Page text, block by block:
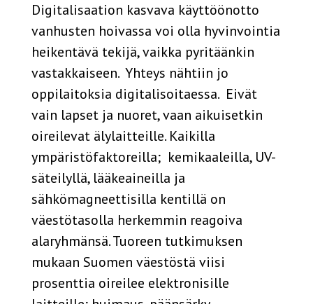
Digitalisaation kasvava käyttöönotto
vanhusten hoivassa voi olla hyvinvointia
heikentävä tekijä, vaikka pyritäänkin
vastakkaiseen. Yhteys nähtiin jo
oppilaitoksia digitalisoitaessa. Eivät
vain lapset ja nuoret, vaan aikuisetkin
oireilevat älylaitteille. Kaikilla
ympäristöfaktoreilla; kemikaaleilla, UV-
säteilyllä, lääkeaineilla ja
sähkömagneettisilla kentillä on
väestötasolla herkemmin reagoiva
alaryhmänsä. Tuoreen tutkimuksen
mukaan Suomen väestöstä viisi
prosenttia oireilee elektronisille